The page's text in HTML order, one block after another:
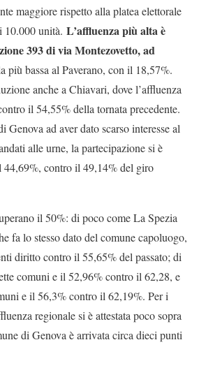
maggiore rispetto alla platea elettorale
unità. L’affluenza più alta è
393 di via Montezovetto, ad
più bassa al Paverano, con il 18,57%.
anche a Chiavari, dove l’affluenza
il 54,55% della tornata precedente.
Genova ad aver dato scarso interesse al
alle urne, la partecipazione si è
44,69%, contro il 49,14% del giro
il 50%: di poco come La Spezia
fa lo stesso dato del comune capoluogo,
diritto contro il 55,65% del passato; di
comuni e il 52,96% contro il 62,28, e
e il 56,3% contro il 62,19%. Per i
regionale si è attestata poco sopra
di Genova è arrivata circa dieci punti